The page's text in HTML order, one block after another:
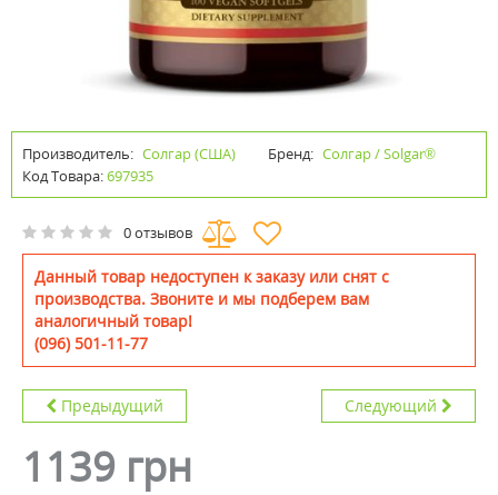
Производитель: Солгар (США) Бренд: Солгар / Solgar®
Код Товара:697935
0 отзывов
Данный товар недоступен к заказу или снят с
производства. Звоните и мы подберем вам
аналогичный товар!
(096) 501-11-77
Предыдущий Следующий
1139 грн